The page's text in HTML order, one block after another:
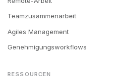
Teamzusammenarbeit
Agiles Management
Genehmigungsworkflows
RESSOURCEN